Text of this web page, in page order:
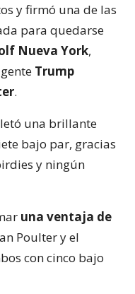
y firmó una de las
para quedarse
Nueva York,
Trump
.
una brillante
bajo par, gracias
y ningún
una ventaja de
Poulter y el
con cinco bajo